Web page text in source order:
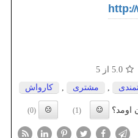
5.0 از 5
, مشتری , كارواش
اومد؟ (1)
(0)